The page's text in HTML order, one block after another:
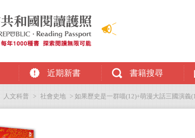
近期新書 書籍搜尋
人文科普 > 社會史地 > 如果歷史是一群喵(12)+萌漫大話三國演義